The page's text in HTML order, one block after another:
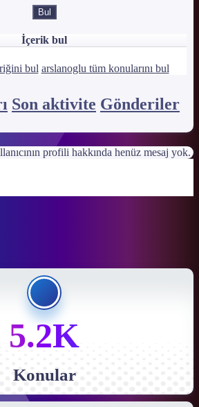
Bul
İçerik bul
bul arslanoglu tüm konularını bul
Son aktivite Gönderiler
profili hakkında henüz mesaj yok.
5.2K
Konular